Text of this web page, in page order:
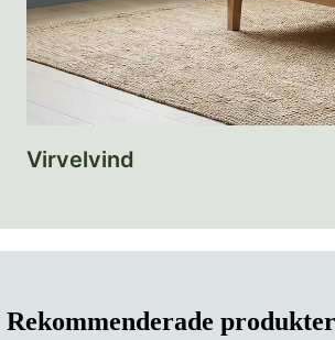
Virvelvind
Rekommenderade